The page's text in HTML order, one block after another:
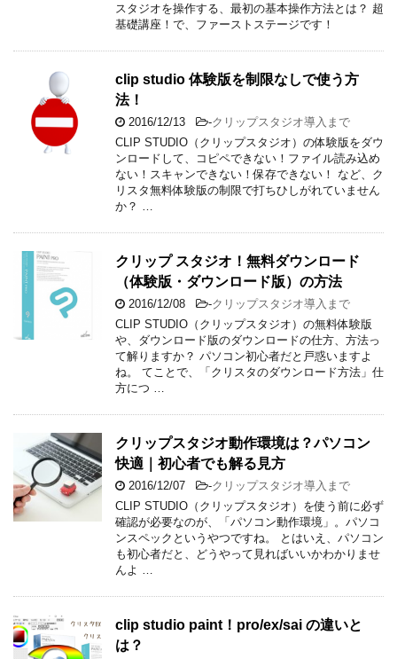
スタジオを操作する、最初の基本操作方法とは？ 超
基礎講座！で、ファーストステージです！
clip studio 体験版を制限なしで使う方
法！
2016/12/13 -クリップスタジオ導入まで
CLIP STUDIO（クリップスタジオ）の体験版をダウ
ンロードして、コピペできない！ファイル読み込め
ない！スキャンできない！保存できない！ など、ク
リスタ無料体験版の制限で打ちひしがれていません
か？ …
クリップ スタジオ！無料ダウンロード
（体験版・ダウンロード版）の方法
2016/12/08 -クリップスタジオ導入まで
CLIP STUDIO（クリップスタジオ）の無料体験版
や、ダウンロード版のダウンロードの仕方、方法っ
て解りますか？ パソコン初心者だと戸惑いますよ
ね。 てことで、「クリスタのダウンロード方法」仕
方につ …
クリップスタジオ動作環境は？パソコン
快適｜初心者でも解る見方
2016/12/07 -クリップスタジオ導入まで
CLIP STUDIO（クリップスタジオ）を使う前に必ず
確認が必要なのが、「パソコン動作環境」。パソコ
ンスペックというやつですね。 とはいえ、パソコン
も初心者だと、どうやって見ればいいかわかりませ
んよ …
clip studio paint！pro/ex/sai の違いと
は？